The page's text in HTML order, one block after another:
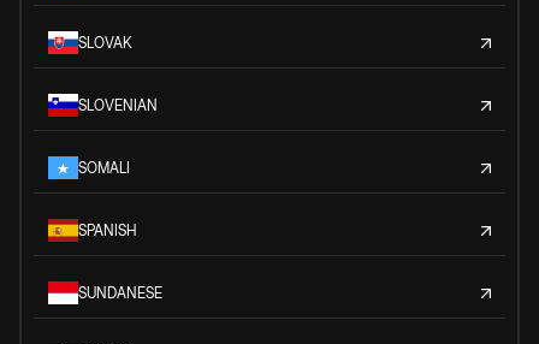
SLOVAK
SLOVENIAN
SOMALI
SPANISH
SUNDANESE